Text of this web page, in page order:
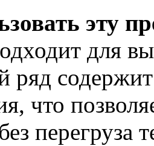
эту
для
ряд
что
перегруза